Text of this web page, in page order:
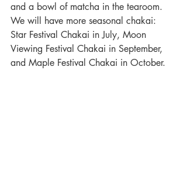
and a bowl of matcha in the tearoom.
We will have more seasonal chakai:
Star Festival Chakai in July, Moon
Viewing Festival Chakai in September,
and Maple Festival Chakai in October.